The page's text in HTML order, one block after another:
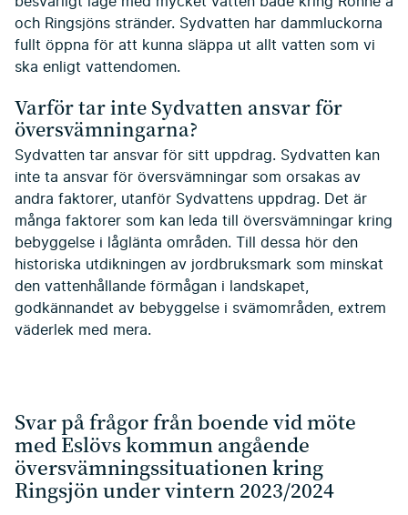
och Ringsjöns stränder. Sydvatten har dammluckorna
fullt öppna för att kunna släppa ut allt vatten som vi
ska enligt vattendomen.
Varför tar inte Sydvatten ansvar för
översvämningarna?
Sydvatten tar ansvar för sitt uppdrag. Sydvatten kan
inte ta ansvar för översvämningar som orsakas av
andra faktorer, utanför Sydvattens uppdrag. Det är
många faktorer som kan leda till översvämningar kring
bebyggelse i låglänta områden. Till dessa hör den
historiska utdikningen av jordbruksmark som minskat
den vattenhållande förmågan i landskapet,
godkännandet av bebyggelse i svämområden, extrem
väderlek med mera.
Svar på frågor från boende vid möte
med Eslövs kommun angående
översvämningssituationen kring
Ringsjön under vintern 2023/2024